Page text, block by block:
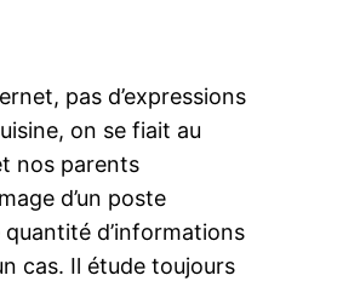
pas d’expressions
on se fiait au
nos parents
d’un poste
d’informations
cas. Il étude toujours